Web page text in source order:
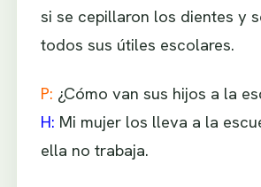
si se cepillaron los dientes y
todos sus útiles escolares.
P: ¿Cómo van sus hijos a la
H: Mi mujer los lleva a la
ella no trabaja.